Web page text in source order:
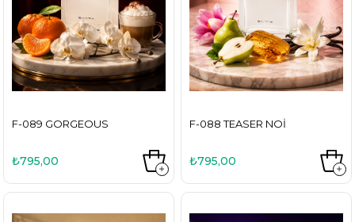
F-089 GORGEOUS
₺795,00
F-088 TEASER NOI
₺795,00